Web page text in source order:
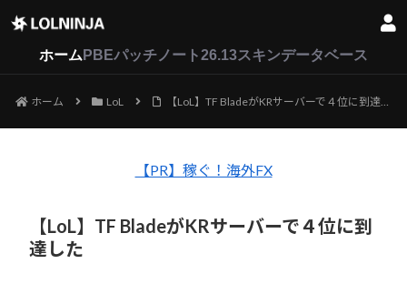
ホーム PBEパッチノート26.13スキンデータベース
ホーム LoL 【LoL】TF BladeがKRサーバーで４位に到達した
【PR】稼ぐ！海外FX
【LoL】TF BladeがKRサーバーで４位に到
達した